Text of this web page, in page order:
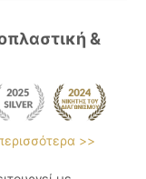
&
>>